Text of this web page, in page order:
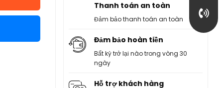
Thanh toán an toàn
Đảm bảo thanh toán an toàn
Đảm bảo hoàn tiền
Bất kỳ trở lại nào trong vòng 30
ngày
Hỗ trợ khách hàng